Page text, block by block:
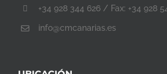
+34 928 344 626 / Fax: +34 928
info@cmcanarias.es